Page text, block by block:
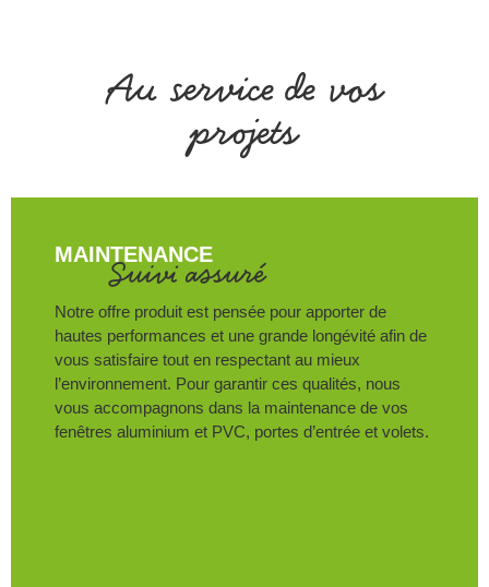
Au service de vos
projets
MAINTENANCE
Suivi assuré
Notre offre produit est pensée pour apporter de
hautes performances et une grande longévité afin de
vous satisfaire tout en respectant au mieux
l’environnement. Pour garantir ces qualités, nous
vous accompagnons dans la maintenance de vos
fenêtres aluminium et PVC, portes d’entrée et volets.